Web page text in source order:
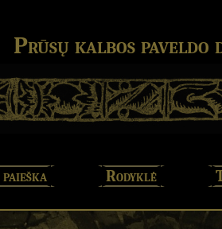
Prūsų kalbos paveldo
Rodyklė